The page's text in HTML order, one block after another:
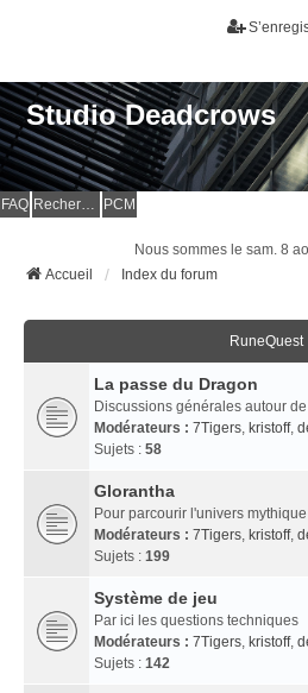
Studio Deadcrows
FAQ Rechercher PCM
Nous sommes le sam. 8
Accueil
Index du forum
RuneQuest
La passe du Dragon
Discussions générales autour
Modérateurs : 7Tigers, kristoff,
Sujets : 58
Glorantha
Pour parcourir l'univers
Modérateurs : 7Tigers, kristoff,
Sujets : 199
Système de jeu
Par ici les questions techniques
Modérateurs : 7Tigers, kristoff,
Sujets : 142